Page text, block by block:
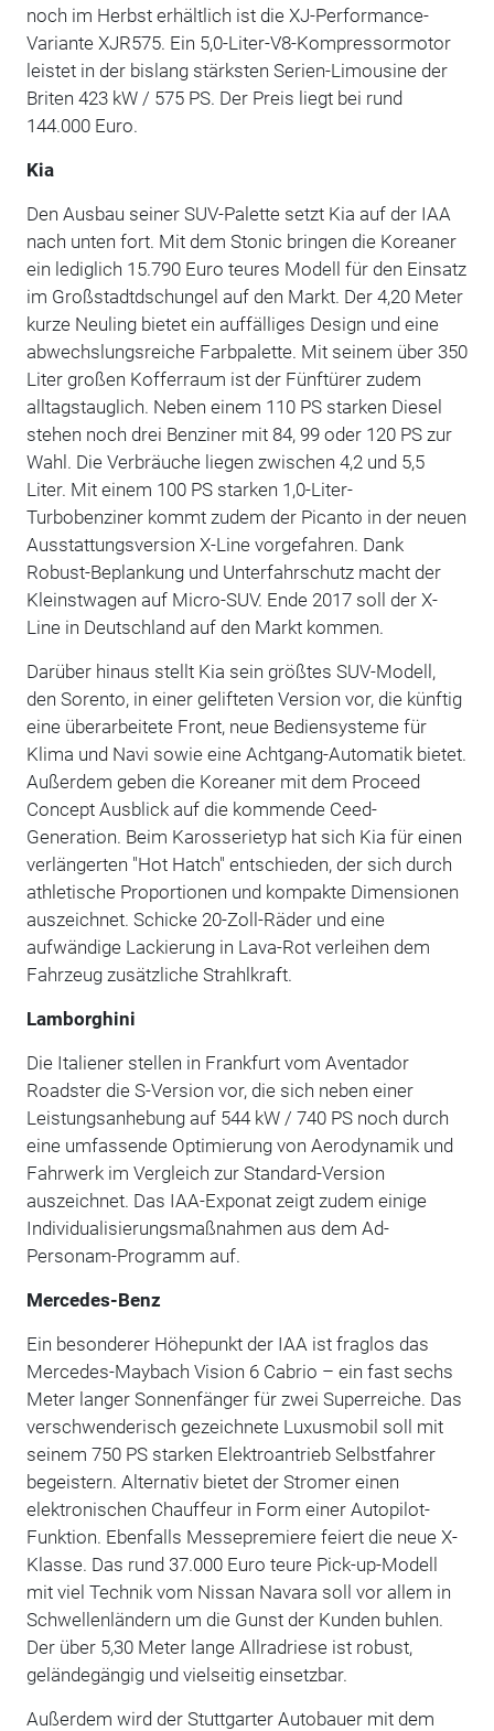
noch im Herbst erhältlich ist die XJ-Performance-
Variante XJR575. Ein 5,0-Liter-V8-Kompressormotor
leistet in der bislang stärksten Serien-Limousine der
Briten 423 kW / 575 PS. Der Preis liegt bei rund
144.000 Euro.
Kia
Den Ausbau seiner SUV-Palette setzt Kia auf der IAA
nach unten fort. Mit dem Stonic bringen die Koreaner
ein lediglich 15.790 Euro teures Modell für den Einsatz
im Großstadtdschungel auf den Markt. Der 4,20 Meter
kurze Neuling bietet ein auffälliges Design und eine
abwechslungsreiche Farbpalette. Mit seinem über 350
Liter großen Kofferraum ist der Fünftürer zudem
alltagstauglich. Neben einem 110 PS starken Diesel
stehen noch drei Benziner mit 84, 99 oder 120 PS zur
Wahl. Die Verbräuche liegen zwischen 4,2 und 5,5
Liter. Mit einem 100 PS starken 1,0-Liter-
Turbobenziner kommt zudem der Picanto in der neuen
Ausstattungsversion X-Line vorgefahren. Dank
Robust-Beplankung und Unterfahrschutz macht der
Kleinstwagen auf Micro-SUV. Ende 2017 soll der X-
Line in Deutschland auf den Markt kommen.
Darüber hinaus stellt Kia sein größtes SUV-Modell,
den Sorento, in einer gelifteten Version vor, die künftig
eine überarbeitete Front, neue Bediensysteme für
Klima und Navi sowie eine Achtgang-Automatik bietet.
Außerdem geben die Koreaner mit dem Proceed
Concept Ausblick auf die kommende Ceed-
Generation. Beim Karosserietyp hat sich Kia für einen
verlängerten "Hot Hatch" entschieden, der sich durch
athletische Proportionen und kompakte Dimensionen
auszeichnet. Schicke 20-Zoll-Räder und eine
aufwändige Lackierung in Lava-Rot verleihen dem
Fahrzeug zusätzliche Strahlkraft.
Lamborghini
Die Italiener stellen in Frankfurt vom Aventador
Roadster die S-Version vor, die sich neben einer
Leistungsanhebung auf 544 kW / 740 PS noch durch
eine umfassende Optimierung von Aerodynamik und
Fahrwerk im Vergleich zur Standard-Version
auszeichnet. Das IAA-Exponat zeigt zudem einige
Individualisierungsmaßnahmen aus dem Ad-
Personam-Programm auf.
Mercedes-Benz
Ein besonderer Höhepunkt der IAA ist fraglos das
Mercedes-Maybach Vision 6 Cabrio – ein fast sechs
Meter langer Sonnenfänger für zwei Superreiche. Das
verschwenderisch gezeichnete Luxusmobil soll mit
seinem 750 PS starken Elektroantrieb Selbstfahrer
begeistern. Alternativ bietet der Stromer einen
elektronischen Chauffeur in Form einer Autopilot-
Funktion. Ebenfalls Messepremiere feiert die neue X-
Klasse. Das rund 37.000 Euro teure Pick-up-Modell
mit viel Technik vom Nissan Navara soll vor allem in
Schwellenländern um die Gunst der Kunden buhlen.
Der über 5,30 Meter lange Allradriese ist robust,
geländegängig und vielseitig einsetzbar.
Außerdem wird der Stuttgarter Autobauer mit dem